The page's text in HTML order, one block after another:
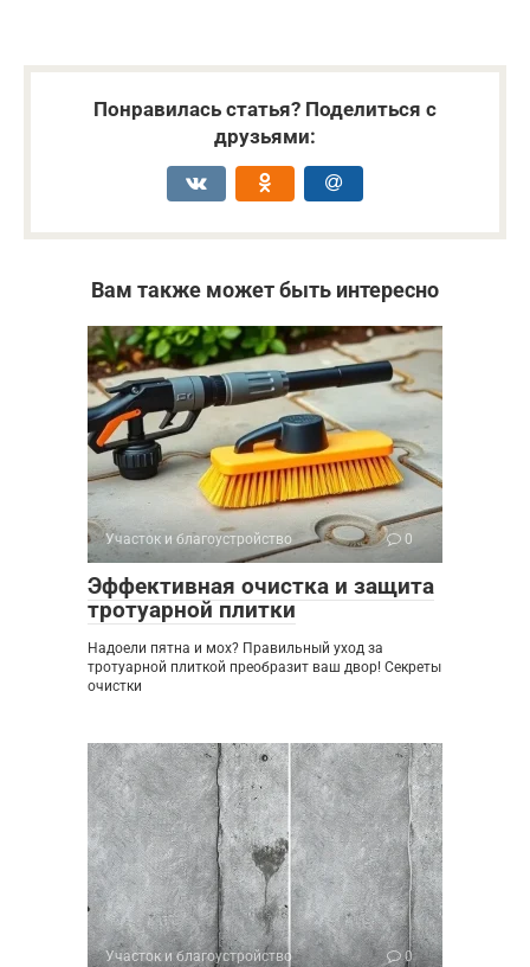
Понравилась статья? Поделиться с
друзьями:
Вам также может быть интересно
Участок и благоустройство 0
Эффективная очистка и защита
тротуарной плитки
Надоели пятна и мох? Правильный уход за
тротуарной плиткой преобразит ваш двор! Секреты
очистки
Участок и благоустройство 0